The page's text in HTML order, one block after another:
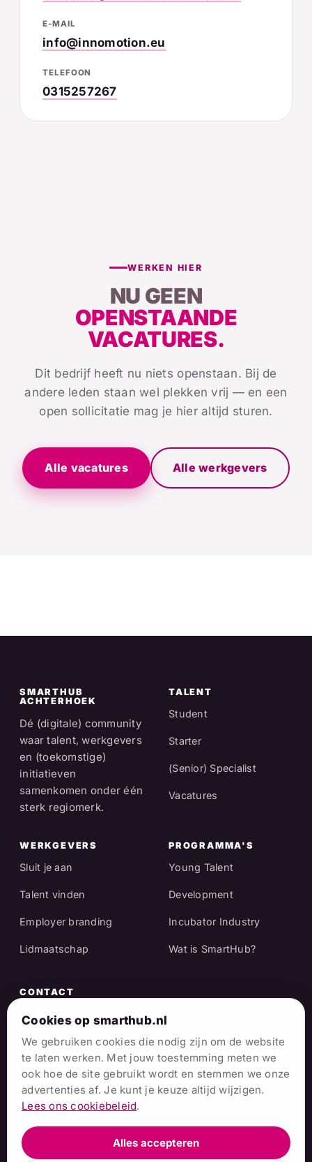
E-MAIL
info@innomotion.eu
TELEFOON
0315257267
WERKEN HIER
NU GEEN
OPENSTAANDE
VACATURES.
Dit bedrijf heeft nu niets openstaan. Bij de
andere leden staan wel plekken vrij — en een
open sollicitatie mag je hier altijd sturen.
Alle vacatures Alle werkgevers
SMARTHUB
ACHTERHOEK
Dé (digitale) community
waar talent, werkgevers
en (toekomstige)
initiatieven
samenkomen onder één
sterk regiomerk.
TALENT
Student
Starter
(Senior) Specialist
Vacatures
WERKGEVERS
Sluit je aan
Talent vinden
Employer branding
Lidmaatschap
PROGRAMMA'S
Young Talent
Development
Incubator Industry
Wat is SmartHub?
CONTACT
Raadhuisstraat 25
7001 EX Doetinchem
info@smarthub.nl
06 38 06 65 16
Cookies op smarthub.nl
We gebruiken cookies die nodig zijn om de website
te laten werken. Met jouw toestemming meten we
ook hoe de site gebruikt wordt en stemmen we onze
advertenties af. Je kunt je keuze altijd wijzigen.
Lees ons cookiebeleid.
Alles accepteren